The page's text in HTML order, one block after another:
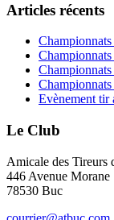
Articles récents
Championnats
Evènement tir
Le Club
Amicale des Tireurs
446 Avenue Morane
78530 Buc